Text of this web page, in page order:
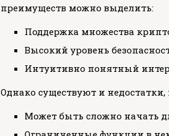
преимуществ можно выделить:
Поддержка множества
Высокий уровень
Интуитивно понятный
Однако существуют и
Может быть сложно начать